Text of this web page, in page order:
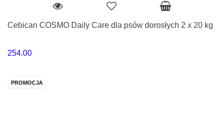
Cebican COSMO Daily Care dla psów dorosłych 2 x 20 kg
254.00
PROMOCJA